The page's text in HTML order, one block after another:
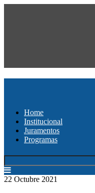
Home
Institucional
Juramentos
Programas
22 Octubre 2021